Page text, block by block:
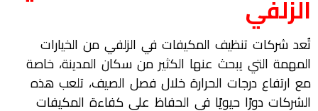
الزلفي
تُعد شركات تنظيف المكيفات في الزلفي من الخيارات
المهمة التي يبحث عنها الكثير من سكان المدينة، خاصة
مع ارتفاع درجات الحرارة خلال فصل الصيف، تلعب هذه
الشركات دورًا حيويًا في الحفاظ على كفاءة المكيفات